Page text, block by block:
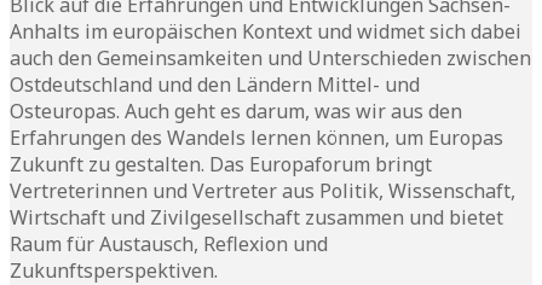
Anhalts im europäischen Kontext und widmet sich dabei
auch den Gemeinsamkeiten und Unterschieden zwischen
Ostdeutschland und den Ländern Mittel- und
Osteuropas. Auch geht es darum, was wir aus den
Erfahrungen des Wandels lernen können, um Europas
Zukunft zu gestalten. Das Europaforum bringt
Vertreterinnen und Vertreter aus Politik, Wissenschaft,
Wirtschaft und Zivilgesellschaft zusammen und bietet
Raum für Austausch, Reflexion und
Zukunftsperspektiven.